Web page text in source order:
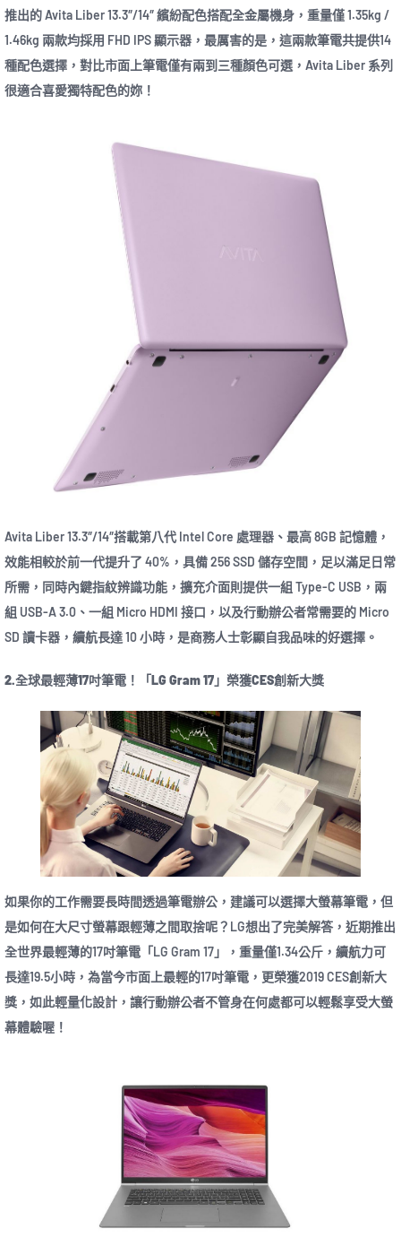
推出的 Avita Liber 13.3″/14″ 繽紛配色搭配全金屬機身，重量僅 1.35kg /
1.46kg 兩款均採用 FHD IPS 顯示器，最厲害的是，這兩款筆電共提供14
種配色選擇，對比市面上筆電僅有兩到三種顏色可選，Avita Liber 系列
很適合喜愛獨特配色的妳！
Avita Liber 13.3″/14″搭載第八代 Intel Core 處理器、最高 8GB 記憶體，
效能相較於前一代提升了 40%，具備 256 SSD 儲存空間，足以滿足日常
所需，同時內鍵指紋辨識功能，擴充介面則提供一組 Type-C USB，兩
組 USB-A 3.0、一組 Micro HDMI 接口，以及行動辦公者常需要的 Micro
SD 讀卡器，續航長達 10 小時，是商務人士彰顯自我品味的好選擇。
2.全球最輕薄17吋筆電！「LG Gram 17」榮獲CES創新大獎
如果你的工作需要長時間透過筆電辦公，建議可以選擇大螢幕筆電，但
是如何在大尺寸螢幕跟輕薄之間取捨呢？LG想出了完美解答，近期推出
全世界最輕薄的17吋筆電「LG Gram 17」，重量僅1.34公斤，續航力可
長達19.5小時，為當今市面上最輕的17吋筆電，更榮獲2019 CES創新大
獎，如此輕量化設計，讓行動辦公者不管身在何處都可以輕鬆享受大螢
幕體驗喔！